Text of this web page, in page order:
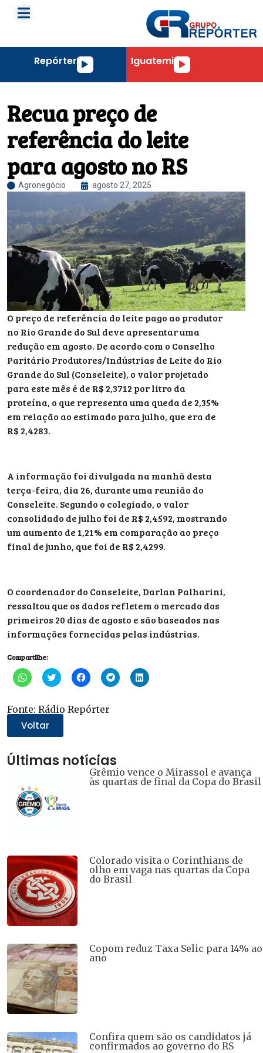
RepórterTocador
IguatemiTocador
Recua preço de
referência do leite
para agosto no RS
Agronegócio agosto 27, 2025
O preço de referência do leite pago ao produtor
no Rio Grande do Sul deve apresentar uma
redução em agosto. De acordo com o Conselho
Paritário Produtores/Indústrias de Leite do Rio
Grande do Sul (Conseleite), o valor projetado
para este mês é de R$ 2,3712 por litro da
proteína, o que representa uma queda de 2,35%
em relação ao estimado para julho, que era de
R$ 2,4283.
A informação foi divulgada na manhã desta
terça-feira, dia 26, durante uma reunião do
Conseleite. Segundo o colegiado, o valor
consolidado de julho foi de R$ 2,4592, mostrando
um aumento de 1,21% em comparação ao preço
final de junho, que foi de R$ 2,4299.
O coordenador do Conseleite, Darlan Palharini,
ressaltou que os dados refletem o mercado dos
primeiros 20 dias de agosto e são baseados nas
informações fornecidas pelas indústrias.
Compartilhe:
Clique
para
WhatsApp(abre
em
nova
janela)
Clique
para
Twitter(abre
em
Clique
para
Facebook(abre
em
Clique
para
Clique
para
Fonte: Rádio Repórter
Voltar
Últimas notícias
Grêmio vence o Mirassol e avança
às quartas de final da Copa do Brasil
Colorado visita o Corinthians de
olho em vaga nas quartas da Copa
do Brasil
Copom reduz Taxa Selic para 14% ao
ano
Confira quem são os candidatos já
confirmados ao governo do RS